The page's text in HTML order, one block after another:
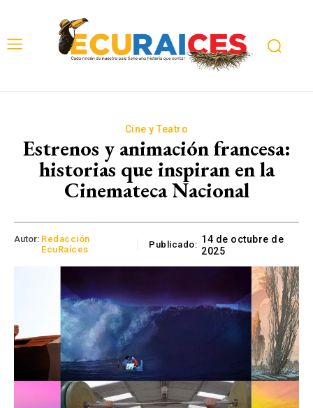
Cine y Teatro
Estrenos y animación francesa:
historias que inspiran en la
Cinemateca Nacional
Autor: Redacción
EcuRaíces
Publicado: 14 de octubre de
2025